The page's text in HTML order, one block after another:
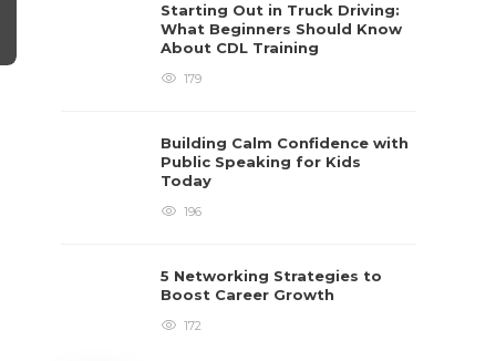
Starting Out in Truck Driving:
What Beginners Should Know
About CDL Training
179
Building Calm Confidence with
Public Speaking for Kids
Today
196
5 Networking Strategies to
Boost Career Growth
172